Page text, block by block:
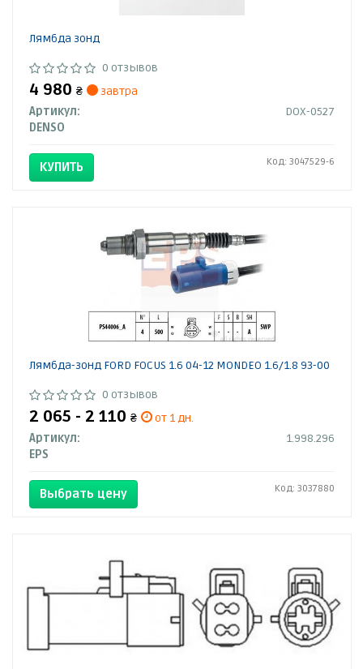
Лямбда зонд
0 отзывов
4 980 ₴
завтра
Артикул:
DOX-0527
DENSO
КУПИТЬ Код: 3047529-6
Лямбда-зонд FORD FOCUS 1.6 04-12 MONDEO 1.6/1.8 93-00
0 отзывов
2 065 - 2 110 ₴
от 1 дн.
Артикул:
1.998.296
EPS
Выбрать цену Код: 3037880